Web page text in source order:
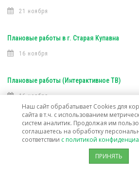
21 ноября
Плановые работы в г. Старая Купавна
16 ноября
Плановые работы (Интерактивное ТВ)
16 ноября
Плановые работы (Интерактивное ТВ)
7 ноября
Открыта техническая возможность
Наш сайт обрабатывает Cookies для
сайта в т.ч. с использованием
систем аналитик. Продолжая им
соглашаетесь на обработку
соответствии с политикой
ПРИНЯТЬ